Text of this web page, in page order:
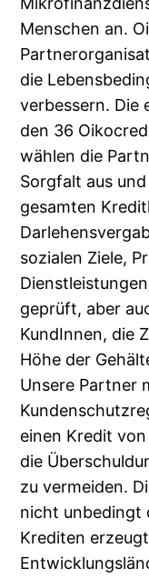
Menschen an.
die
verbessern. Die
den 36
wählen die
Sorgfalt aus
gesamten
sozialen Ziele,
geprüft, aber
KundInnen, die
Höhe der
Unsere Partner
einen Kredit
die
zu vermeiden.
nicht unbedingt
Krediten